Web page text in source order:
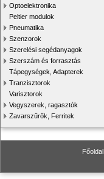
Optoelektronika
Peltier modulok
Pneumatika
Szenzorok
Szerelési segédanyagok
Szerszám és forrasztás
Tápegységek, Adapterek
Tranzisztorok
Varisztorok
Vegyszerek, ragasztók
Zavarszűrők, Ferritek
Főoldal